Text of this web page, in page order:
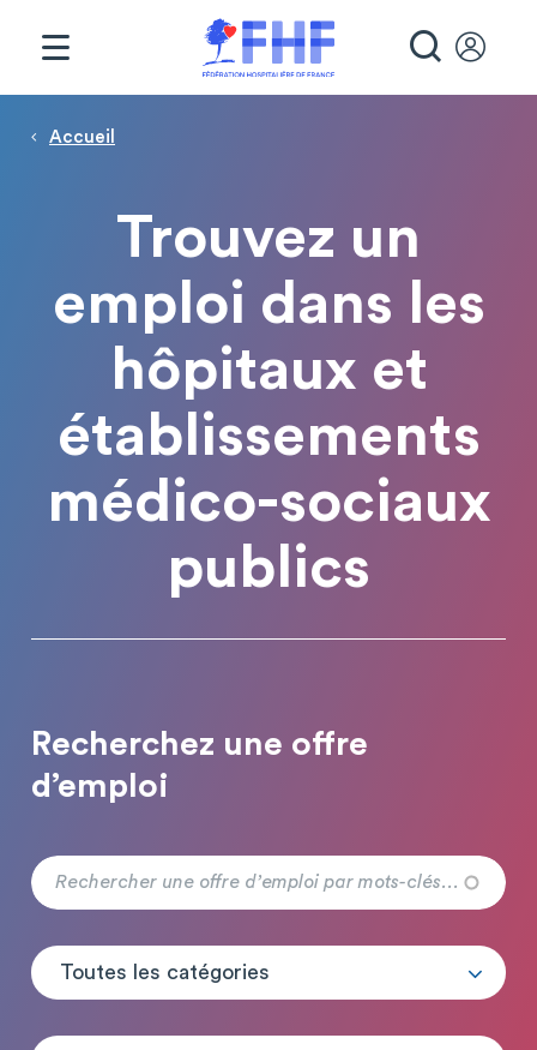
Page d'accueil
Fil d'Ariane
Accueil
Trouvez un
emploi dans les
hôpitaux et
établissements
médico-sociaux
publics
Recherchez une offre
d’emploi
Toutes les catégories
Panneau de gestion des cookies